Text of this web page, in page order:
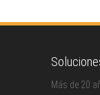
Más de 20